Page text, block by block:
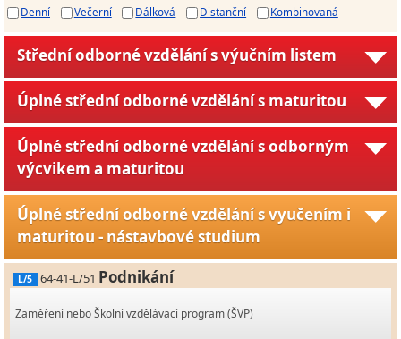
Denní
Večerní Dálková Distanční Kombinovaná
Střední odborné vzdělání s výučním listem
Úplné střední odborné vzdělání s maturitou
Úplné střední odborné vzdělání s odborným
výcvikem a maturitou
Úplné střední odborné vzdělání s vyučením i
maturitou - nástavbové studium
L/5 64-41-L/51 Podnikání
Zaměření nebo Školní vzdělávací program (ŠVP)